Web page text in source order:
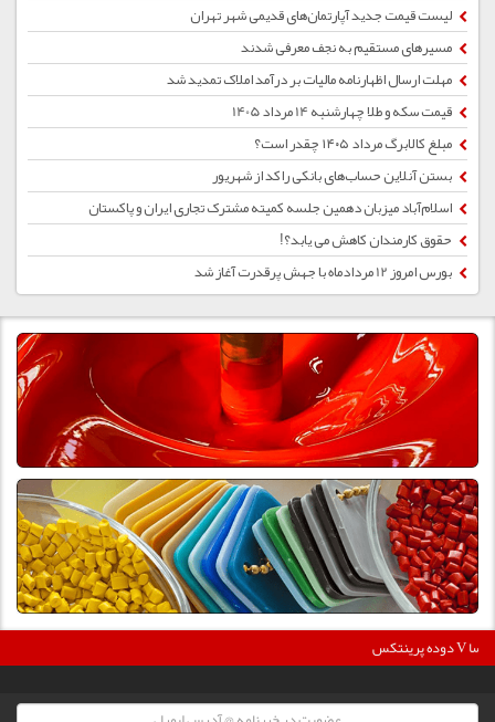
لیست قیمت جدید آپارتمان‌های قدیمی شهر تهران
مسیرهای مستقیم به نجف معرفی شدند
مهلت ارسال اظهارنامه مالیات بر درآمد املاک تمدید شد
قیمت سکه و طلا چهارشنبه 14 مرداد 1405
مبلغ کالابرگ مرداد ۱۴۰۵ چقدر است؟
بستن آنلاین حساب‌های بانکی راکد از شهریور
اسلام‌آباد میزبان دهمین جلسه کمیته مشترک تجاری ایران و پاکستان
حقوق کارمندان کاهش می یابد؟!
بورس امروز 12 مردادماه با جهش پرقدرت آغاز شد